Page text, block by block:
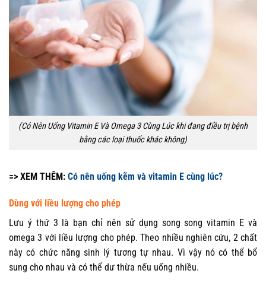
(Có Nên Uống Vitamin E Và Omega 3 Cùng Lúc khi đang điều trị bệnh
bằng các loại thuốc khác không)
=> XEM THÊM: Có nên uống kẽm và vitamin E cùng lúc?
Dùng với liều lượng cho phép
Lưu ý thứ 3 là bạn chỉ nên sử dụng song song vitamin E và
omega 3 với liều lượng cho phép. Theo nhiều nghiên cứu, 2 chất
này có chức năng sinh lý tương tự nhau. Vì vậy nó có thể bổ
sung cho nhau và có thể dư thừa nếu uống nhiều.